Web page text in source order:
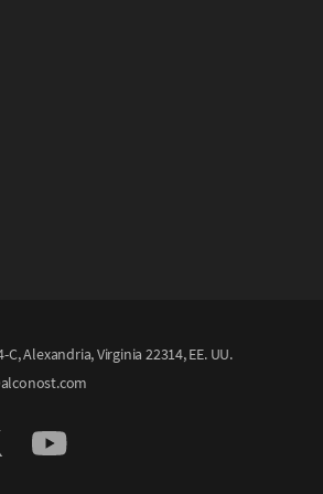
C, Alexandria, Virginia 22314, EE. UU.